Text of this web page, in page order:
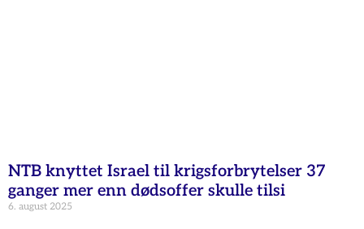
NTB knyttet Israel til krigsforbrytelser 37
ganger mer enn dødsoffer skulle tilsi
6. august 2025